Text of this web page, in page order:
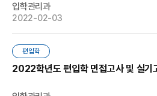
입학관리과
2022-02-03
편입학
2022학년도 편입학 면접고사 및 실기